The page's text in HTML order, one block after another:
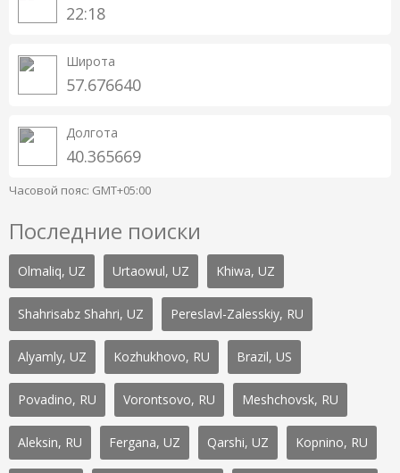
22:18
Широта
57.676640
Долгота
40.365669
Часовой пояс: GMT+05:00
Последние поиски
Olmaliq, UZ Urtaowul, UZ Khiwa, UZ
Shahrisabz Shahri, UZ Pereslavl-Zalesskiy, RU
Alyamly, UZ Kozhukhovo, RU Brazil, US
Povadino, RU Vorontsovo, RU Meshchovsk, RU
Aleksin, RU Fergana, UZ Qarshi, UZ Kopnino, RU